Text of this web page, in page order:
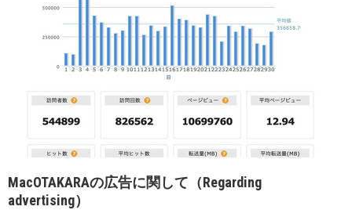
MacOTAKARAの広告に関して（Regarding
advertising）